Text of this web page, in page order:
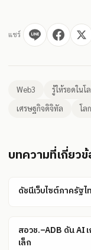
แชร์
Web3 รู้ให้รอดในโ
เศรษฐกิจดิจิทัล
โล
บทความที่เกี่ยว
ดัชนีเว็บไซต์ภาครัฐ
สอวช.–ADB ดัน AI
เล็ก